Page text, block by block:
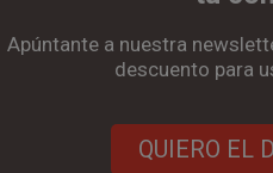
Apúntante a nuestra
descuento para
QUIERO EL